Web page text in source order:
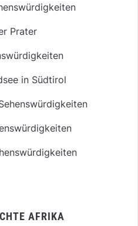
Prater
in Südtirol
AFRIKA